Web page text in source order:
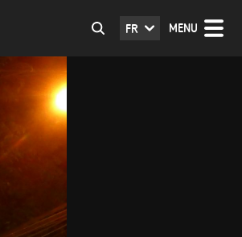
MENU
FR